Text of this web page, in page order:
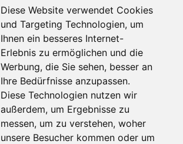
Diese Website verwendet Cookies
und Targeting Technologien, um
Ihnen ein besseres Internet-
Erlebnis zu ermöglichen und die
Werbung, die Sie sehen, besser an
Ihre Bedürfnisse anzupassen.
Diese Technologien nutzen wir
außerdem, um Ergebnisse zu
messen, um zu verstehen, woher
unsere Besucher kommen oder um
*Sprockhövel*Rheine*
Herne* Frankfurt am Main *
Neckar*Waldshut-Tiengen*
in Deutschland wurde am 09
August 2026 aktualisiert.